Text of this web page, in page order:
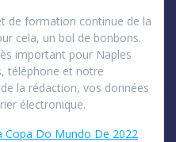
de formation continue de la
cela, un bol de bonbons.
important pour Naples
téléphone et notre
la rédaction, vos données
électronique.
Copa Do Mundo De 2022